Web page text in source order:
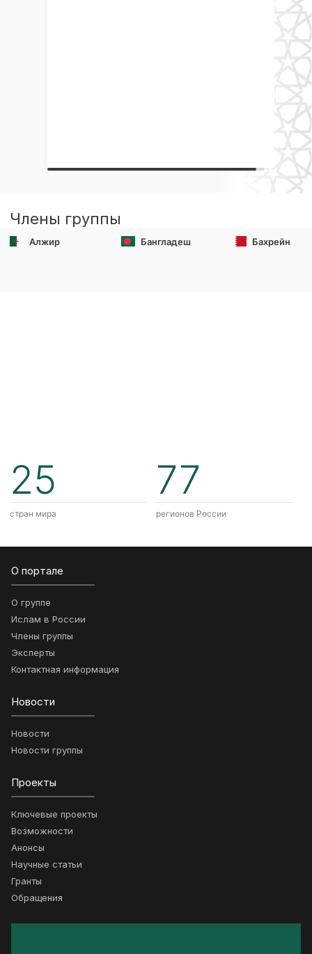
Члены группы
Алжир Бангладеш Бахрейн
25
стран мира
77
регионов России
О портале
О группе
Ислам в России
Члены группы
Эксперты
Контактная информация
Новости
Новости
Новости группы
Проекты
Ключевые проекты
Возможности
Анонсы
Научные статьи
Гранты
Обращения